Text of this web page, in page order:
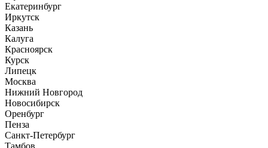
Екатеринбург
Иркутск
Казань
Калуга
Красноярск
Курск
Липецк
Москва
Нижний Новгород
Новосибирск
Оренбург
Пенза
Санкт-Петербург
Тамбов